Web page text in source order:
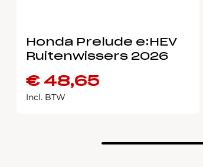
Honda Prelude e:HEV
Ruitenwissers 2026
€48,65
Incl. BTW